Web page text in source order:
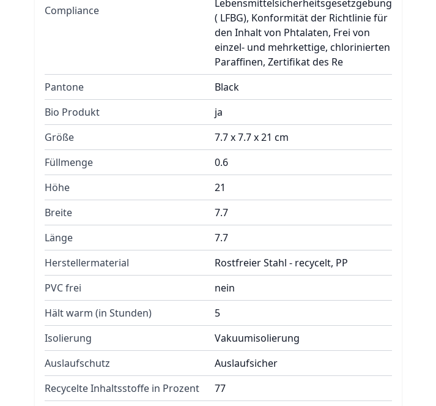
Compliance
Lebensmittelsicherheitsgesetzgebung
( LFBG), Konformität der Richtlinie für
den Inhalt von Phtalaten, Frei von
einzel- und mehrkettige, chlorinierten
Paraffinen, Zertifikat des Re
Pantone
Black
Bio Produkt
ja
Größe
7.7 x 7.7 x 21 cm
Füllmenge
0.6
Höhe
21
Breite
7.7
Länge
7.7
Herstellermaterial
Rostfreier Stahl - recycelt, PP
PVC frei
nein
Hält warm (in Stunden)
5
Isolierung
Vakuumisolierung
Auslaufschutz
Auslaufsicher
Recycelte Inhaltsstoffe in Prozent
77